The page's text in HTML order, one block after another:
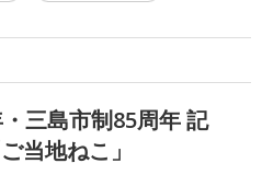
三島市制85周年 記
当地ねこ」